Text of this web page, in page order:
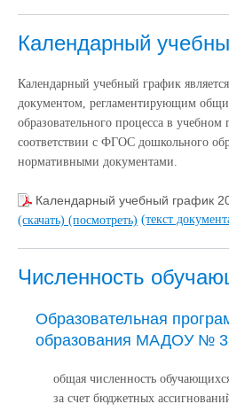
Календарный
Календарный учебный график
документом, регламентирующим
образовательного процесса в учебном
соответствии с ФГОС дошкольного
нормативными документами.
Календарный учебный график
(скачать) (посмотреть) (текст
Численность
Образовательная
образования МАДОУ №
общая численность
за счет бюджетных